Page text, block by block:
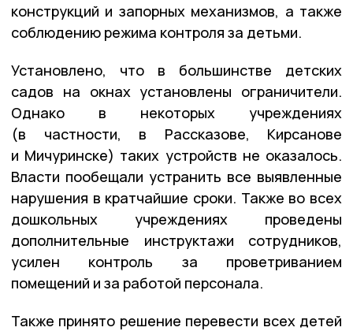
конструкций и запорных механизмов, а также
соблюдению режима контроля за детьми.
Установлено, что в большинстве детских
садов на окнах установлены ограничители.
Однако в некоторых учреждениях
(в частности, в Рассказове, Кирсанове
и Мичуринске) таких устройств не оказалось.
Власти пообещали устранить все выявленные
нарушения в кратчайшие сроки. Также во всех
дошкольных учреждениях проведены
дополнительные инструктажи сотрудников,
усилен контроль за проветриванием
помещений и за работой персонала.
Также принято решение перевести всех детей